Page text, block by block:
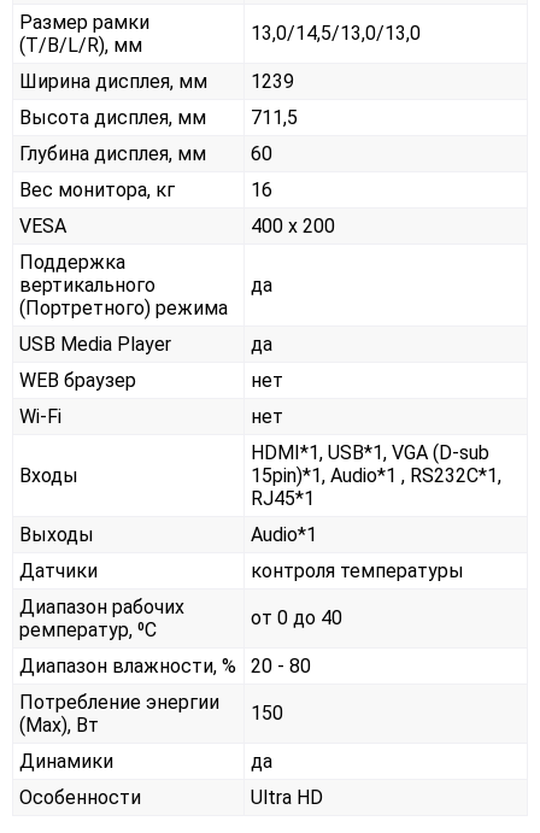
Размер рамки
(T/B/L/R), мм
13,0/14,5/13,0/13,0
Ширина дисплея, мм
1239
Высота дисплея, мм
711,5
Глубина дисплея, мм
60
Вес монитора, кг
16
VESA
400 x 200
Поддержка
вертикального
(Портретного) режима
да
USB Media Player
да
WEB браузер
нет
Wi-Fi
нет
Входы
HDMI*1, USB*1, VGA (D-sub
15pin)*1, Audio*1 , RS232С*1,
RJ45*1
Выходы
Audio*1
Датчики
контроля температуры
Диапазон рабочих
ремператур, ⁰С
от 0 до 40
Диапазон влажности, %
20 - 80
Потребление энергии
(Max), Вт
150
Динамики
да
Особенности
Ultra HD